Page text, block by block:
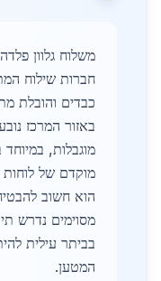
משלוח גלוון
חברות שילוח
כבדים והובלת
באזור המרכז
מוגבלות, במיוחד
מוקדם של לוחות
הוא חשוב
מסוימים נדרש
בביתר עילית
המטען.